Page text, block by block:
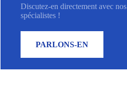
Discutez-en directement avec nos
spécialistes !
PARLONS-EN